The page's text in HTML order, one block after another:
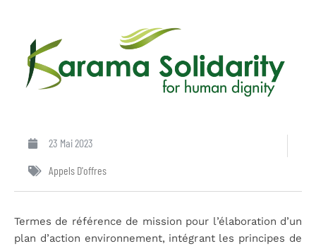
23 Mai 2023
Appels D'offres
Termes de référence de mission pour l’élaboration d’un
plan d’action environnement, intégrant les principes de